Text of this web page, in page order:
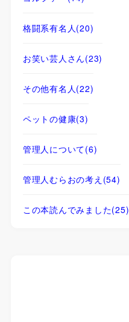
格闘系有名人 (20)
お笑い芸人さん(23)
その他有名人 (22)
ペットの健康(3)
管理人について(6)
管理人むらおの考え (54)
この本読んでみました(25)